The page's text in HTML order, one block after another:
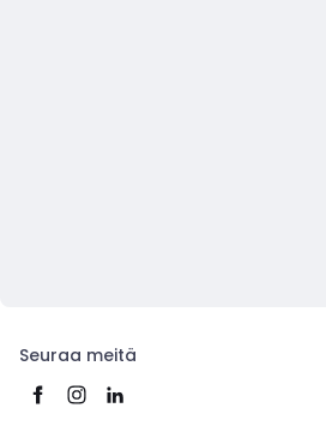
Seuraa meitä